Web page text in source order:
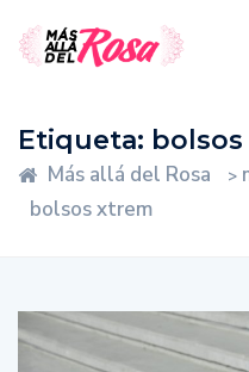
Etiqueta:
Más allá del Rosa >
bolsos xtrem